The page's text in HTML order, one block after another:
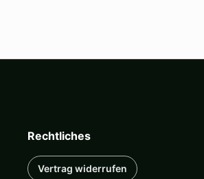
Rechtliches
Vertrag widerrufen